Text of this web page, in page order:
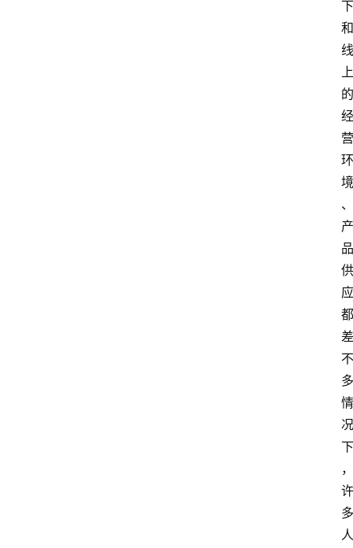
下
和
线
上
的
经
营
环
境
、
产
品
供
应
都
差
不
多
情
况
下
，
许
多
人